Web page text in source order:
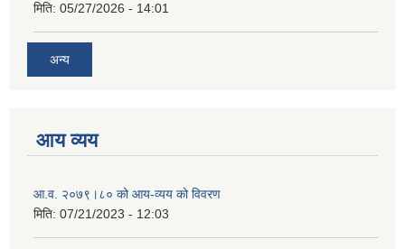
मिति: 05/27/2026 - 14:01
अन्य
आय व्यय
आ.व. २०७९।८० को आय-व्यय को विवरण
मिति: 07/21/2023 - 12:03